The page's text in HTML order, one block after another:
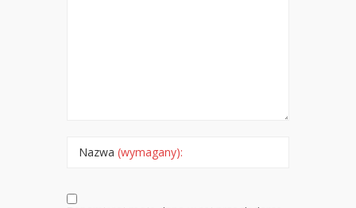
Nazwa (wymagany):